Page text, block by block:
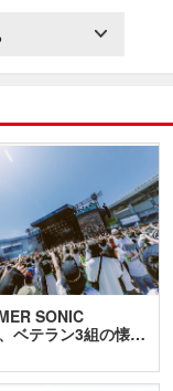
SONIC
ベテラン3組の懐…